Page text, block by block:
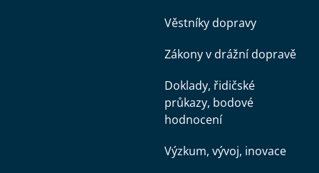
Věstníky dopravy
Zákony v drážní dopravě
Doklady, řidičské
průkazy, bodové
hodnocení
Výzkum, vývoj, inovace